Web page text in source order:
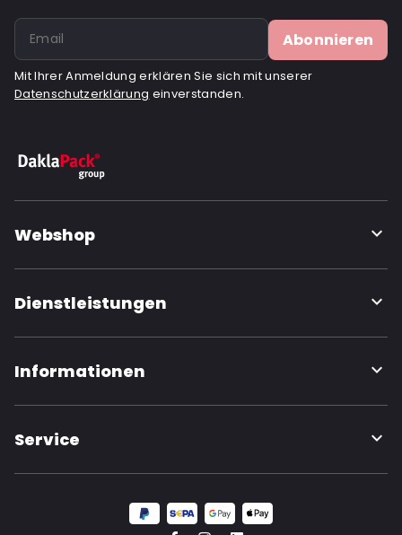
Abonnieren
Mit Ihrer Anmeldung erklären Sie sich mit unserer
Datenschutzerklärung einverstanden.
Webshop
Dienstleistungen
Informationen
Service